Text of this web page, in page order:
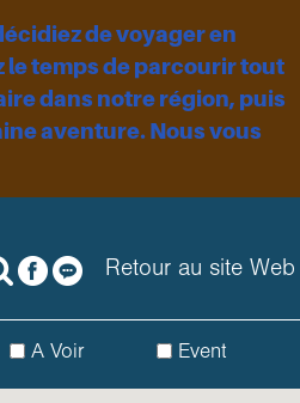
de voyager en
temps de parcourir tout
dans notre région, puis
aventure. Nous vous
Retour au site Web
A Voir Event